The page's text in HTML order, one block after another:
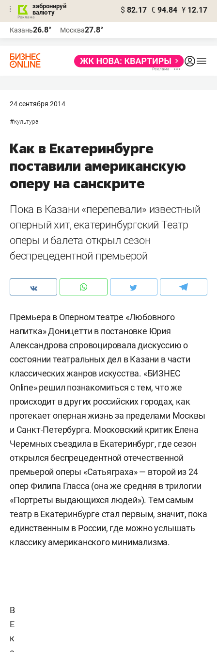
забронируй
валюту
$ 82.17 € 94.84 ¥ 12.17
Казань26.8° Москва27.8°
24 сентября 2014
#культура
Как в Екатеринбурге
поставили американскую
оперу на санскрите
Пока в Казани «перепевали» известный
оперный хит, екатеринбургский Театр
оперы и балета открыл сезон
беспрецедентной премьерой
Премьера в Оперном театре «Любовного
напитка» Доницетти в постановке Юрия
Александроваспровоцироваладискуссию о
состоянии театральных дел в Казани в части
классических жанров искусства. «БИЗНЕС
Online» решил познакомиться с тем, что же
происходит в других российских городах, как
протекает оперная жизнь за пределами Москвы
и Санкт-Петербурга. Московский критик Елена
Черемных съездила в Екатеринбург, где сезон
открылся беспрецедентной отечественной
премьерой оперы «Сатьяграха» — второй из 24
опер Филипа Гласса (она же средняя в трилогии
«Портреты выдающихся людей»). Тем самым
театр в Екатеринбурге стал первым, значит, пока
единственным в России, где можно услышать
классику американского минимализма.
В
Е
к